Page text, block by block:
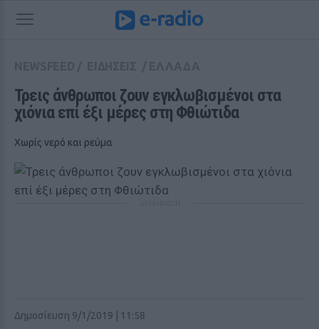
Τρεις άνθρωποι ζουν εγκλωβισμένοι στα
χιόνια επί έξι μέρες στη Φθιώτιδα
Χωρίς νερό και ρεύμα
Δημοσίευση 9/1/2019 | 11:58